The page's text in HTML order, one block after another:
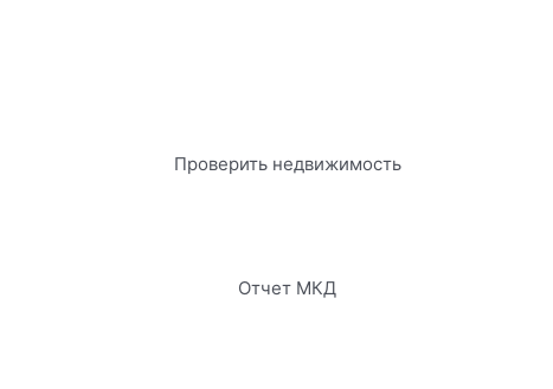
Проверить недвижимость
Отчет МКД